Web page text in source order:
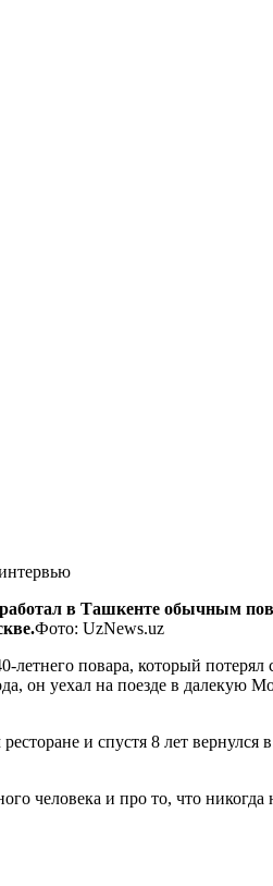
в Ташкенте обычным
Фото: UzNews.uz
повара, который потерял
он уехал на поезде в далекую
и спустя 8 лет вернулся
человека и про то, что никогда